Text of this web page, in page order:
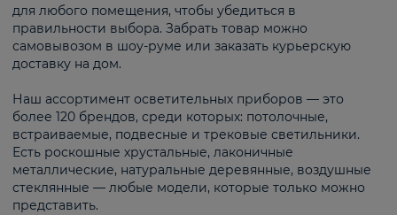
для любого помещения, чтобы убедиться в
правильности выбора. Забрать товар можно
самовывозом в шоу-руме или заказать курьерскую
доставку на дом.
Наш ассортимент осветительных приборов — это
более 120 брендов, среди которых: потолочные,
встраиваемые, подвесные и трековые светильники.
Есть роскошные хрустальные, лаконичные
металлические, натуральные деревянные, воздушные
стеклянные — любые модели, которые только можно
представить.